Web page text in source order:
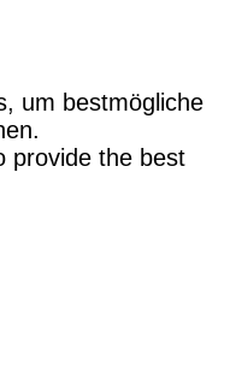
um bestmögliche
provide the best